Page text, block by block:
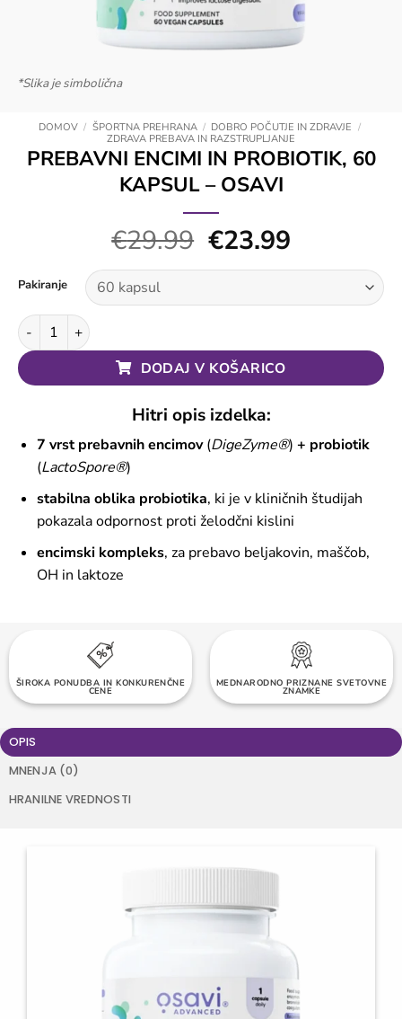
*Slika je simbolična
DOMOV / ŠPORTNA PREHRANA / DOBRO POČUTJE IN ZDRAVJE /
ZDRAVA PREBAVA IN RAZSTRUPLJANJE
PREBAVNI ENCIMI IN PROBIOTIK, 60
KAPSUL – OSAVI
€29.99 Izvirna
cena
bila:
€23.99Trenutna
cena
€23.99.
Pakiranje
Prebavni encimi in probiotik, 60 kapsul - Osavi količina
DODAJ V KOŠARICO
Hitri opis izdelka:
7 vrst prebavnih encimov(DigeZyme®) + probiotik
(LactoSpore®)
stabilna oblika probiotika, ki je v kliničnih študijah
pokazala odpornost proti želodčni kislini
encimski kompleks, za prebavo beljakovin, maščob,
OH in laktoze
TOČKE ZVESTOBE OB VSAKEM NAKUPU BREZPLAČNA DOSTAVA NAD 60 EUR
ŠIROKA PONUDBA IN KONKURENČNE
CENE
MEDNARODNO PRIZNANE SVETOVNE
ZNAMKE
OPIS
MNENJA (0)
HRANILNE VREDNOSTI